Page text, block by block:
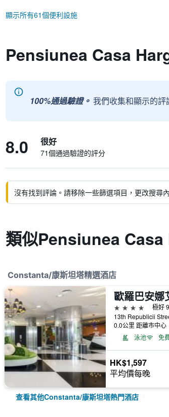
顯示所有61個便利設施
Pensiunea Casa
100%通過驗證。 我們收集和顯示的
8.0 很好
71個通過驗證的評分
沒有找到評論。請移除一些篩選項目，更改搜尋
類似Pensiunea
Constanta/康斯坦塔精選酒店
歐羅巴安娜
4星級
極好
0.0公里 距離市中心
泳池
免
HK$1,597
平均價每晚
查看其他Constanta/康斯坦塔熱門酒店